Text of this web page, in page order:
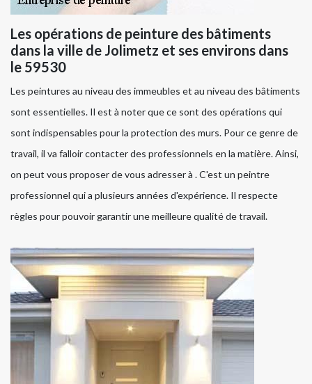
Les opérations de peinture des bâtiments
dans la ville de Jolimetz et ses environs dans
le 59530
Les peintures au niveau des immeubles et au niveau des bâtiments
sont essentielles. Il est à noter que ce sont des opérations qui
sont indispensables pour la protection des murs. Pour ce genre de
travail, il va falloir contacter des professionnels en la matière. Ainsi,
on peut vous proposer de vous adresser à . C'est un peintre
professionnel qui a plusieurs années d'expérience. Il respecte
règles pour pouvoir garantir une meilleure qualité de travail.